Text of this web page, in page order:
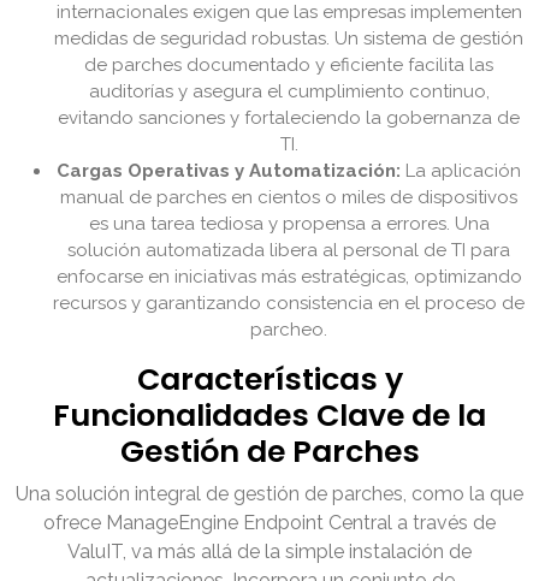
internacionales exigen que las empresas implementen
medidas de seguridad robustas. Un sistema de gestión
de parches documentado y eficiente facilita las
auditorías y asegura el cumplimiento continuo,
evitando sanciones y fortaleciendo la gobernanza de
TI.
Cargas Operativas y Automatización: La aplicación
manual de parches en cientos o miles de dispositivos
es una tarea tediosa y propensa a errores. Una
solución automatizada libera al personal de TI para
enfocarse en iniciativas más estratégicas, optimizando
recursos y garantizando consistencia en el proceso de
parcheo.
Características y
Funcionalidades Clave de la
Gestión de Parches
Una solución integral de gestión de parches, como la que
ofrece ManageEngine Endpoint Central a través de
ValuIT, va más allá de la simple instalación de